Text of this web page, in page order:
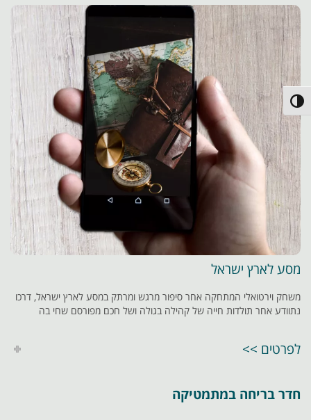
הפעל/כבה ניגודיות גבוהה
מסע לארץ ישראל
משחק וירטואלי המתחקה אחר סיפור מרגש ומרתק במסע לארץ ישראל, דרכו
נתוודע אחר תולדות חייה של קהילה בגולה ושל חכם מפורסם שחי בה
לפרטים >>
חדר בריחה במתמטיקה